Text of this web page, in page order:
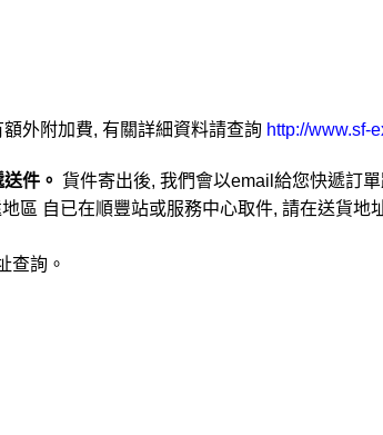
外附加費, 有關詳細資料請查詢 http://www.sf-
件。 貨件寄出後, 我們會以email給您快遞訂
區 自已在順豐站或服務中心取件, 請在送貨
查詢。